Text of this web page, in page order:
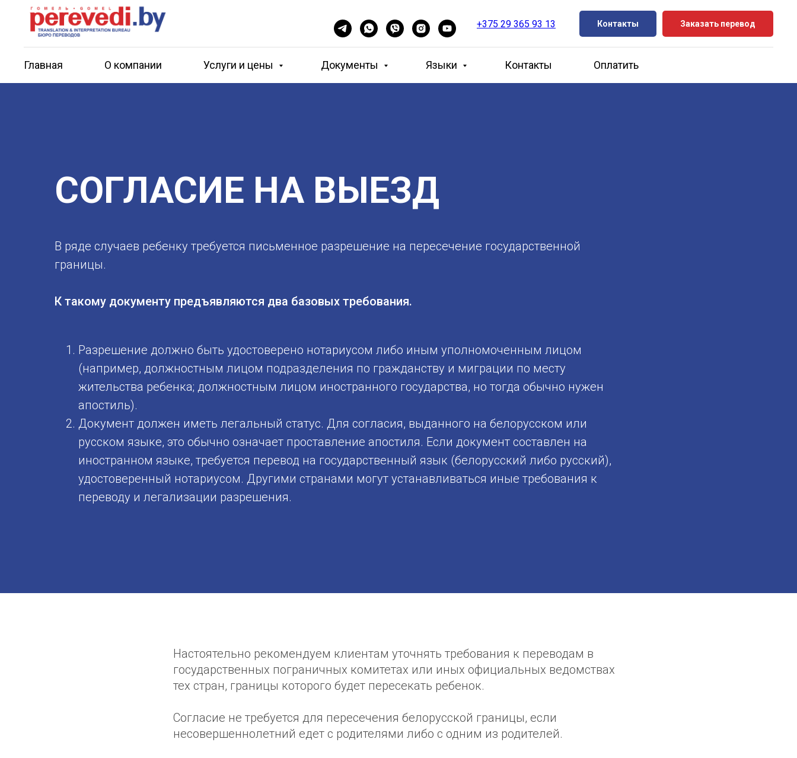
+375 29 365 93 13 Контакты Заказать перевод
Главная О компании Услуги и цены Документы Языки Контакты Оплатить
СОГЛАСИЕ НА ВЫЕЗД
В ряде случаев ребенку требуется письменное разрешение на пересечение государственной
границы.
К такому документу предъявляются два базовых требования.
Разрешение должно быть удостоверено нотариусом либо иным уполномоченным лицом
(например, должностным лицом подразделения по гражданству и миграции по месту
жительства ребенка; должностным лицом иностранного государства, но тогда обычно нужен
апостиль).
Документ должен иметь легальный статус. Для согласия, выданного на белорусском или
русском языке, это обычно означает проставление апостиля. Если документ составлен на
иностранном языке, требуется перевод на государственный язык (белорусский либо русский),
удостоверенный нотариусом. Другими странами могут устанавливаться иные требования к
переводу и легализации разрешения.
Настоятельно рекомендуем клиентам уточнять требования к переводам в
государственных пограничных комитетах или иных официальных ведомствах
тех стран, границы которого будет пересекать ребенок.
Согласие не требуется для пересечения белорусской границы, если
несовершеннолетний едет с родителями либо с одним из родителей.